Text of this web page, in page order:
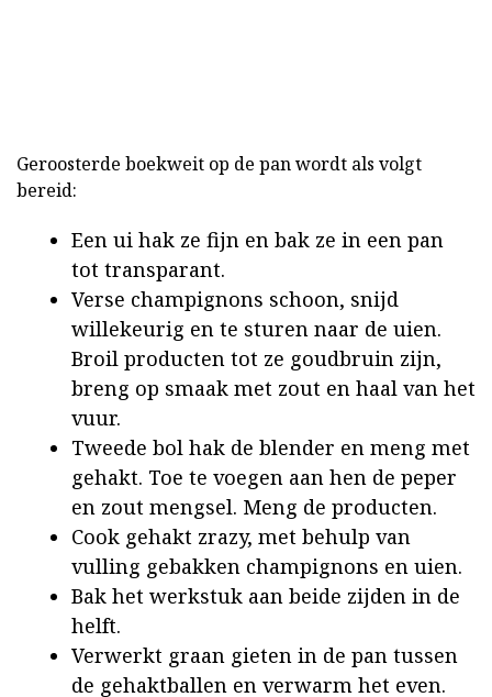
Geroosterde boekweit op de pan wordt als volgt
bereid:
Een ui hak ze fijn en bak ze in een pan
tot transparant.
Verse champignons schoon, snijd
willekeurig en te sturen naar de uien.
Broil producten tot ze goudbruin zijn,
breng op smaak met zout en haal van het
vuur.
Tweede bol hak de blender en meng met
gehakt. Toe te voegen aan hen de peper
en zout mengsel. Meng de producten.
Cook gehakt zrazy, met behulp van
vulling gebakken champignons en uien.
Bak het werkstuk aan beide zijden in de
helft.
Verwerkt graan gieten in de pan tussen
de gehaktballen en verwarm het even.